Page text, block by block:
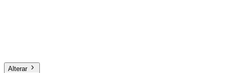
Alterar